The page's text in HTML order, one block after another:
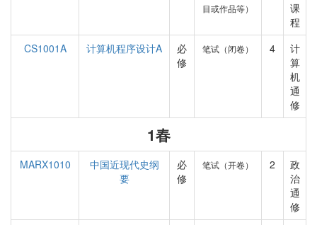
目或作品等）
课
程
CS1001A
计算机程序设计A
必
修
笔试（闭卷） 4
计
算
机
通
修
1春
MARX1010
中国近现代史纲
要
必
修
笔试（开卷） 2
政
治
通
修